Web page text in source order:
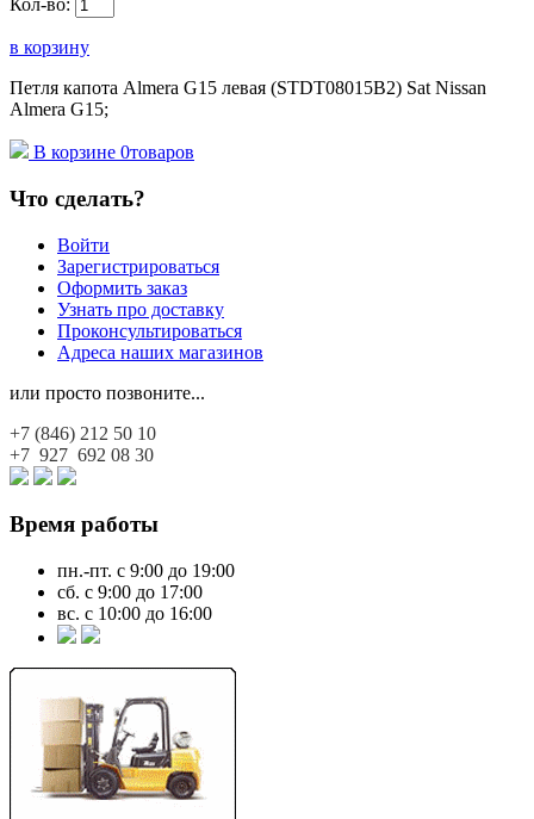
Кол-во:
в корзину
Петля капота Almera G15 левая (STDT08015B2) Sat Nissan
Almera G15;
В корзине 0товаров
Что сделать?
Войти
Зарегистрироваться
Оформить заказ
Узнать про доставку
Проконсультироваться
Адреса наших магазинов
или просто позвоните...
+7 (846) 212 50 10
+7 927 692 08 30
Время работы
пн.-пт. с 9:00 до 19:00
сб. с 9:00 до 17:00
вс. с 10:00 до 16:00